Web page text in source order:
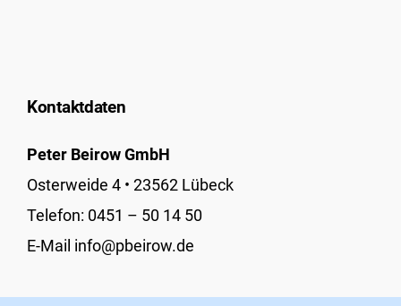
Kontaktdaten
Peter Beirow GmbH
Osterweide 4 • 23562 Lübeck
Telefon: 0451 – 50 14 50
E-Mail info@pbeirow.de